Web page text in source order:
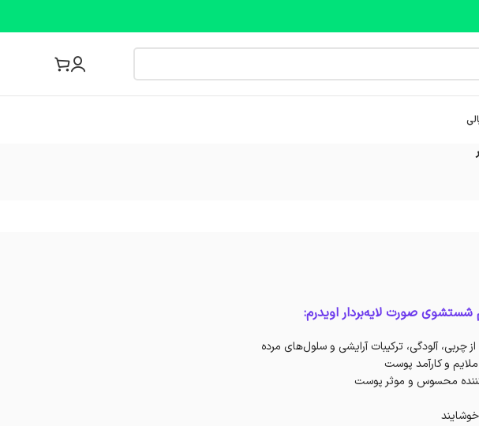
صورت لایه‌بردار اویدرم:
چربی، آلودگی، ترکیبات آرایشی و سلول‌های مرده
ملایم و کارآمد پوست
محسوس و موثر پوست